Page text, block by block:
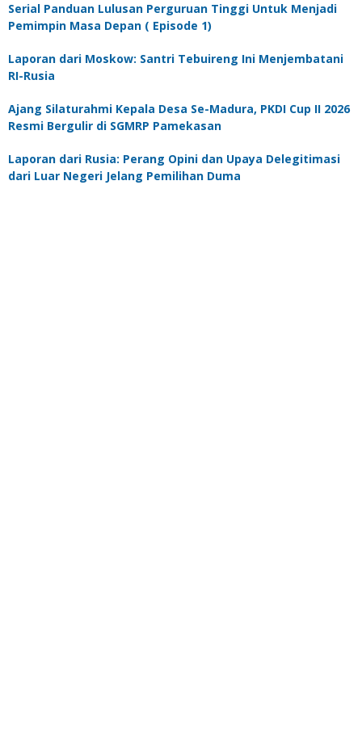
Serial Panduan Lulusan Perguruan Tinggi Untuk Menjadi
Pemimpin Masa Depan ( Episode 1)
Laporan dari Moskow: Santri Tebuireng Ini Menjembatani
RI-Rusia
Ajang Silaturahmi Kepala Desa Se-Madura, PKDI Cup II 2026
Resmi Bergulir di SGMRP Pamekasan
Laporan dari Rusia: Perang Opini dan Upaya Delegitimasi
dari Luar Negeri Jelang Pemilihan Duma